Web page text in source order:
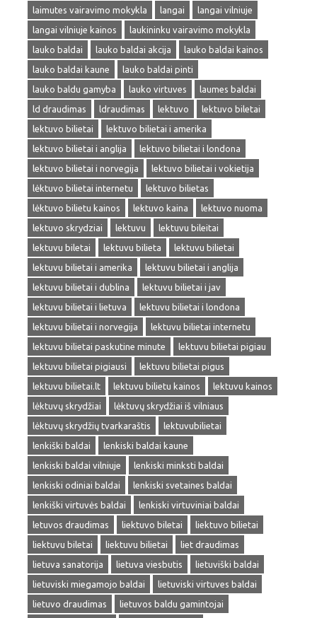
laimutes vairavimo mokykla
langai
langai vilniuje
langai vilniuje kainos
laukininku vairavimo mokykla
lauko baldai
lauko baldai akcija
lauko baldai kainos
lauko baldai kaune
lauko baldai pinti
lauko baldu gamyba
lauko virtuves
laumes baldai
ld draudimas
ldraudimas lektuvo
lektuvo biletai
lektuvo bilietai
lektuvo bilietai i amerika
lektuvo bilietai i anglija
lektuvo bilietai i londona
lektuvo bilietai i norvegija
lektuvo bilietai i vokietija
lėktuvo bilietai internetu
lektuvo bilietas
lėktuvo bilietu kainos
lektuvo kaina
lektuvo nuoma
lektuvo skrydziai
lektuvu
lektuvu bileitai
lektuvu biletai
lektuvu bilieta
lektuvu bilietai
lektuvu bilietai i amerika
lektuvu bilietai i anglija
lektuvu bilietai i dublina
lektuvu bilietai i jav
lektuvu bilietai i lietuva
lektuvu bilietai i londona
lektuvu bilietai i norvegija
lektuvu bilietai internetu
lektuvu bilietai paskutine minute
lektuvu bilietai pigiau
lektuvu bilietai pigiausi
lektuvu bilietai pigus
lektuvu bilietai.lt
lektuvu bilietu kainos
lektuvu kainos
lėktuvų skrydžiai
lėktuvų skrydžiai iš vilniaus
lėktuvų skrydžių tvarkaraštis
lektuvubilietai
lenkiški baldai
lenkiski baldai kaune
lenkiski baldai vilniuje
lenkiski minksti baldai
lenkiski odiniai baldai
lenkiski svetaines baldai
lenkiški virtuvės baldai
lenkiski virtuviniai baldai
letuvos draudimas
liektuvo biletai
liektuvo bilietai
liektuvu biletai
liektuvu bilietai
liet draudimas
lietuva sanatorija
lietuva viesbutis
lietuviški baldai
lietuviski miegamojo baldai
lietuviski virtuves baldai
lietuvo draudimas
lietuvos baldu gamintojai